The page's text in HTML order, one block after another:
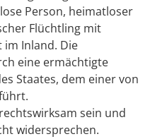
Person, heimatloser
Flüchtling mit
Inland. Die
eine ermächtigte
Staates, dem einer von
sein und
widersprechen.